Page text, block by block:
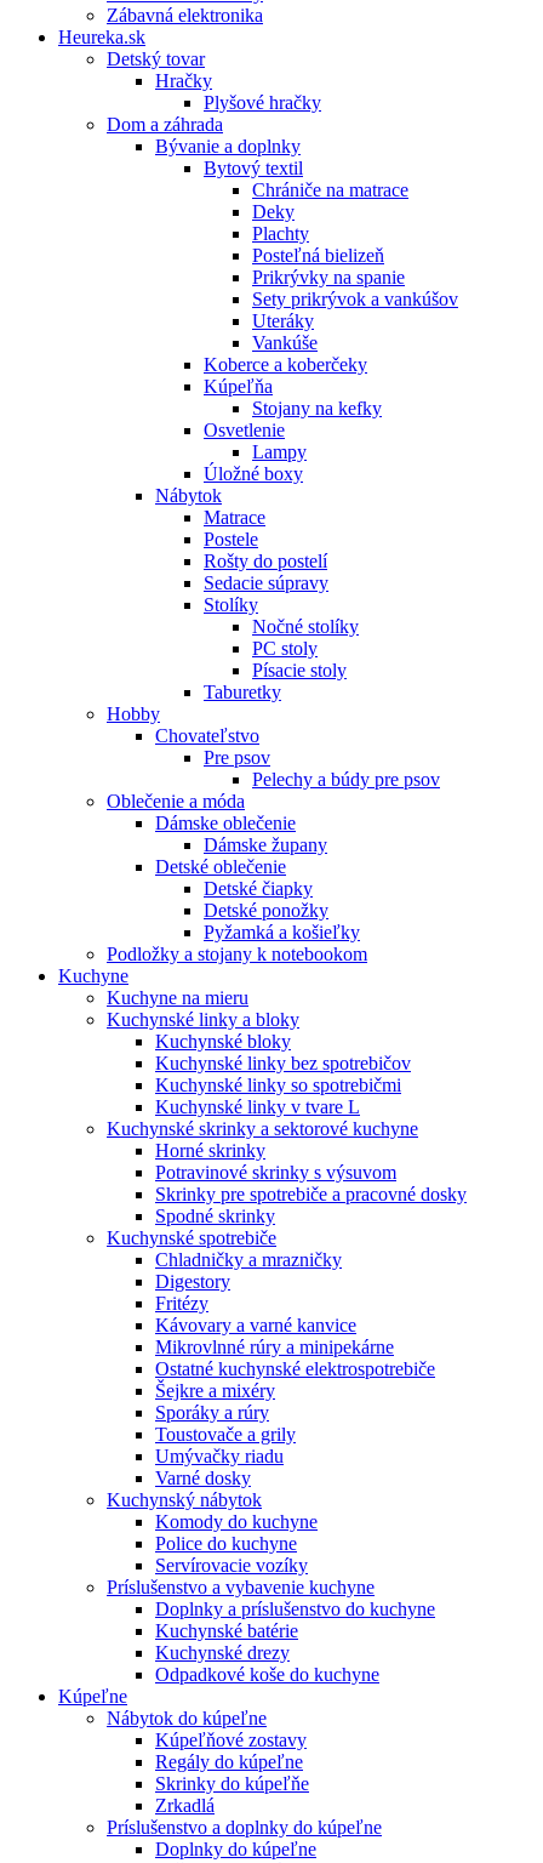
Zábavná elektronika
Heureka.sk
Detský tovar
Hračky
Plyšové hračky
Dom a záhrada
Bývanie a doplnky
Bytový textil
Chrániče na matrace
Deky
Plachty
Posteľná bielizeň
Prikrývky na spanie
Sety prikrývok a vankúšov
Uteráky
Vankúše
Koberce a koberčeky
Kúpeľňa
Stojany na kefky
Osvetlenie
Lampy
Úložné boxy
Nábytok
Matrace
Postele
Rošty do postelí
Sedacie súpravy
Stolíky
Nočné stolíky
PC stoly
Písacie stoly
Taburetky
Hobby
Chovateľstvo
Pre psov
Pelechy a búdy pre psov
Oblečenie a móda
Dámske oblečenie
Dámske župany
Detské oblečenie
Detské čiapky
Detské ponožky
Pyžamká a košieľky
Podložky a stojany k notebookom
Kuchyne
Kuchyne na mieru
Kuchynské linky a bloky
Kuchynské bloky
Kuchynské linky bez spotrebičov
Kuchynské linky so spotrebičmi
Kuchynské linky v tvare L
Kuchynské skrinky a sektorové kuchyne
Horné skrinky
Potravinové skrinky s výsuvom
Skrinky pre spotrebiče a pracovné dosky
Spodné skrinky
Kuchynské spotrebiče
Chladničky a mrazničky
Digestory
Fritézy
Kávovary a varné kanvice
Mikrovlnné rúry a minipekárne
Ostatné kuchynské elektrospotrebiče
Šejkre a mixéry
Sporáky a rúry
Toustovače a grily
Umývačky riadu
Varné dosky
Kuchynský nábytok
Komody do kuchyne
Police do kuchyne
Servírovacie vozíky
Príslušenstvo a vybavenie kuchyne
Doplnky a príslušenstvo do kuchyne
Kuchynské batérie
Kuchynské drezy
Odpadkové koše do kuchyne
Kúpeľne
Nábytok do kúpeľne
Kúpeľňové zostavy
Regály do kúpeľne
Skrinky do kúpeľňe
Zrkadlá
Príslušenstvo a doplnky do kúpeľne
Doplnky do kúpeľne